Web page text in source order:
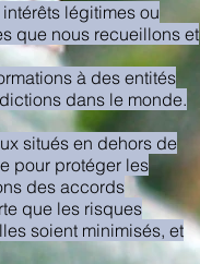
légitimes ou
que nous recueillons et
à des entités
dans le monde.
situés en dehors de
pour protéger les
des accords
que les risques
soient minimisés, et